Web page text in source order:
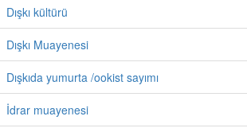
Dışkı kültürü
Dışkı Muayenesi
Dışkıda yumurta /ookist sayımı
İdrar muayenesi